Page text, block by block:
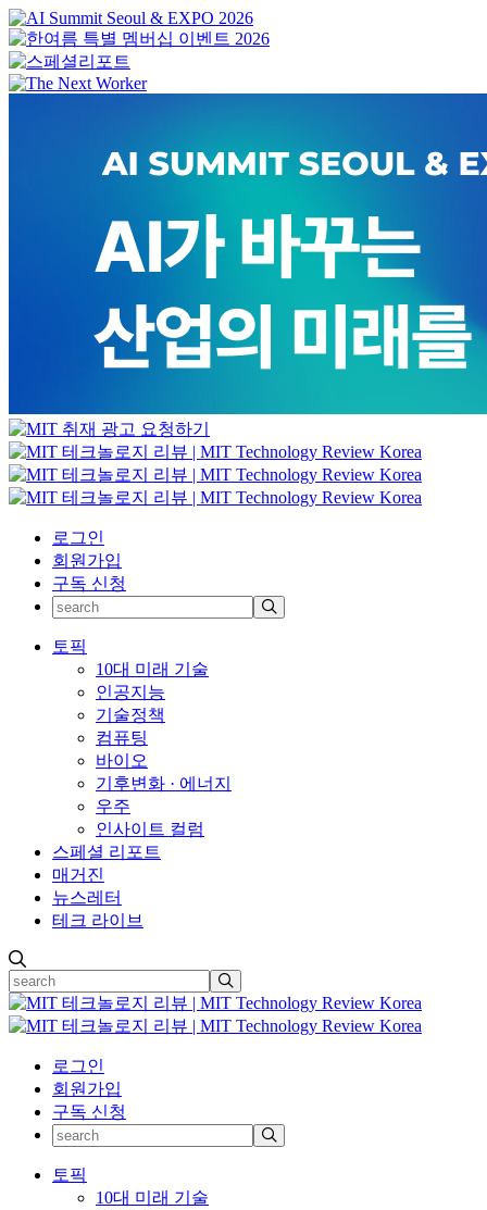
로그인
회원가입
구독 신청
토픽
10대 미래 기술
인공지능
기술정책
컴퓨팅
바이오
기후변화 · 에너지
우주
인사이트 컬럼
스페셜 리포트
매거진
뉴스레터
테크 라이브
로그인
회원가입
구독 신청
토픽
10대 미래 기술